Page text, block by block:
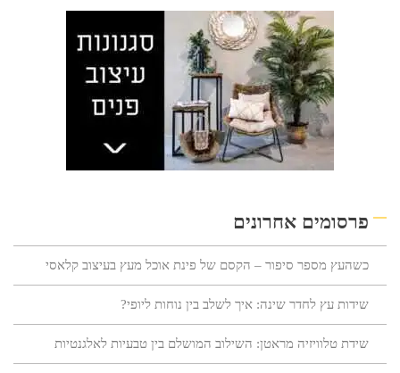
פרסומים אחרונים
כשהעץ מספר סיפור – הקסם של פינת אוכל מעץ בעיצוב קלאסי
שידות עץ לחדר שינה: איך לשלב בין נוחות ליופי?
שידת טלוויזיה מראטן: השילוב המושלם בין טבעיות לאלגנטיות